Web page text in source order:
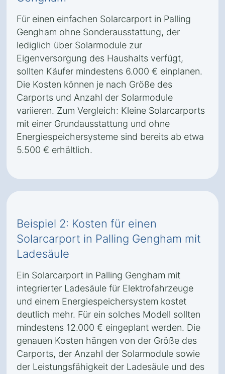
Für einen einfachen Solarcarport in Palling
Gengham ohne Sonderausstattung, der
lediglich über Solarmodule zur
Eigenversorgung des Haushalts verfügt,
sollten Käufer mindestens 6.000 € einplanen.
Die Kosten können je nach Größe des
Carports und Anzahl der Solarmodule
variieren. Zum Vergleich: Kleine Solarcarports
mit einer Grundausstattung und ohne
Energiespeichersysteme sind bereits ab etwa
5.500 € erhältlich.
Beispiel 2: Kosten für einen
Solarcarport in Palling Gengham mit
Ladesäule
Ein Solarcarport in Palling Gengham mit
integrierter Ladesäule für Elektrofahrzeuge
und einem Energiespeichersystem kostet
deutlich mehr. Für ein solches Modell sollten
mindestens 12.000 € eingeplant werden. Die
genauen Kosten hängen von der Größe des
Carports, der Anzahl der Solarmodule sowie
der Leistungsfähigkeit der Ladesäule und des